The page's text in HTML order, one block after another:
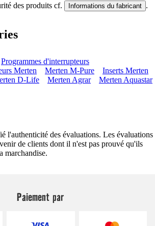
des produits cf. Informations du fabricant .
Programmes d'interrupteurs
Merten
Merten M-Pure
Inserts Merten
D-Life Merten Agrar Merten Aquastar
l'authenticité des évaluations. Les évaluations
de clients dont il n'est pas prouvé qu'ils
marchandise.
Paiement par